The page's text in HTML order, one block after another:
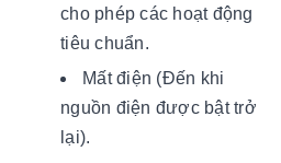
cho phép các hoạt động
tiêu chuẩn.
Mất điện (Đến khi
nguồn điện được bật trở
lại).